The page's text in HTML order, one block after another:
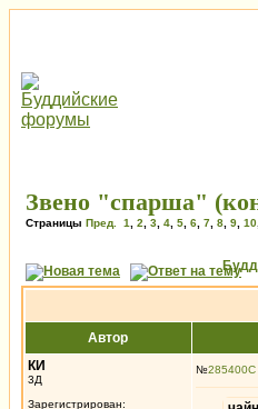
Звено "спарша"
Страницы Пред. 1 2 3 4 5 6 7 8 9 10
Автор
КИ
3Д
Зарегистрирован:
№285400